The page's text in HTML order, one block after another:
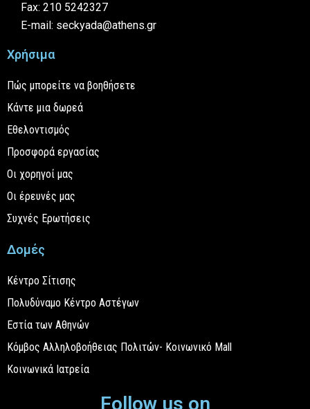
Fax: 210 5242327
E-mail: seckyada@athens.gr
Χρήσιμα
Πώς μπορείτε να βοηθήσετε
Κάντε μια δωρεά
Εθελοντισμός
Προσφορά εργασίας
Οι χορηγοί μας
Οι έρευνές μας
Συχνές Ερωτήσεις
Δομές
Κέντρο Σίτισης
Πολυδύναμο Κέντρο Αστέγων
Εστία των Αθηνών
Κόμβος Αλληλοβοήθειας Πολιτών- Κοινωνικό Mall
Κοινωνικά Ιατρεία
Follow us on